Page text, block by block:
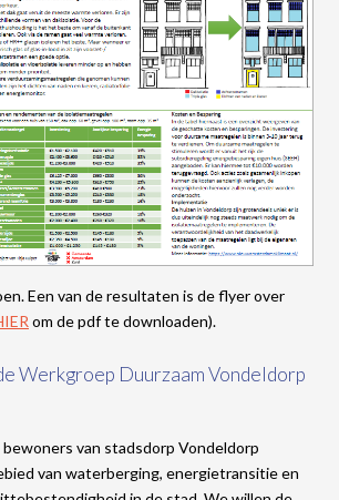
Een van de resultaten is de flyer over
om de pdf te downloaden).
Werkgroep Duurzaam Vondeldorp
van stadsdorp Vondeldorp
van waterberging, energietransitie en